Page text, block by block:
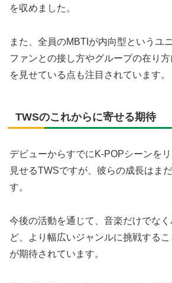
を収めました。
また、全員のMBTIが内向型というユ
ファンとの接し方やグループの在り
を見せている点も注目されています。
TWSのこれからに寄せる期待
デビューからすでにK-POPシーンを
見せるTWSですが、彼らの成長はま
す。
今後の活動を通じて、音楽だけでな
ど、より幅広いジャンルに挑戦する
が期待されています。